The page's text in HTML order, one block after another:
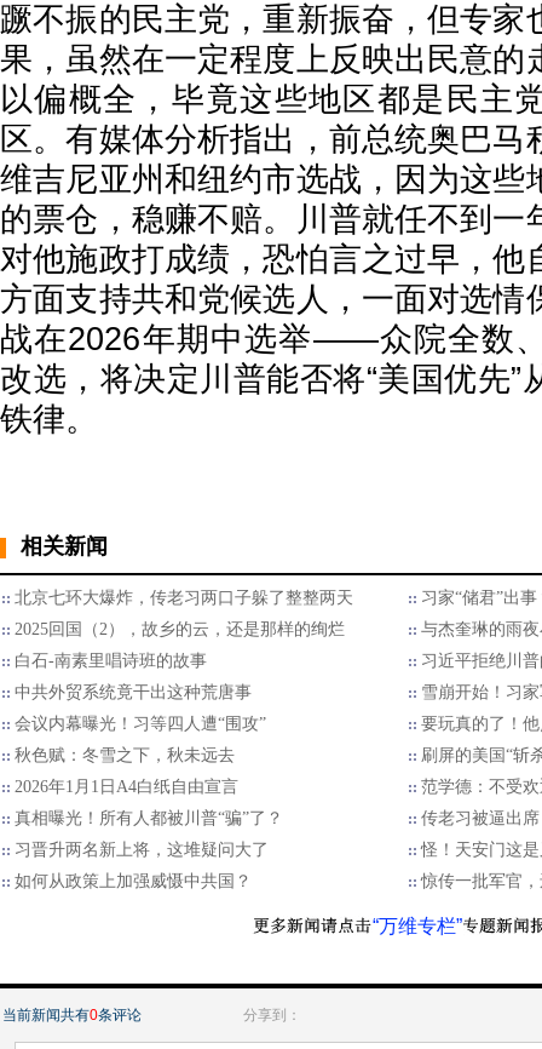
蹶不振的民主党，重新振奋，但专家
果，虽然在一定程度上反映出民意的
以偏概全，毕竟这些地区都是民主
区。有媒体分析指出，前总统奥巴马
维吉尼亚州和纽约市选战，因为这些
的票仓，稳赚不赔。川普就任不到一
对他施政打成绩，恐怕言之过早，他
方面支持共和党候选人，一面对选情
战在2026年期中选举——众院全数
改选，将决定川普能否将“美国优先”
铁律。
相关新闻
北京七环大爆炸，传老习两口子躲了整整两天
习家“储君”出
2025回国（2），故乡的云，还是那样的绚烂
与杰奎琳的雨
白石-南素里唱诗班的故事
习近平拒绝川普
中共外贸系统竟干出这种荒唐事
雪崩开始！习
会议内幕曝光！习等四人遭“围攻”
要玩真的了！
秋色赋：冬雪之下，秋未远去
刷屏的美国“斩
2026年1月1日A4白纸自由宣言
范学德：不受
真相曝光！所有人都被川普“骗”了？
传老习被逼出
习晋升两名新上将，这堆疑问大了
怪！天安门这
如何从政策上加强威慑中共国？
惊传一批军官
“万维专栏”
当前新闻共有0条评论 分享到：